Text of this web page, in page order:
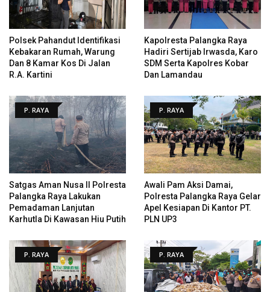
Polsek Pahandut Identifikasi
Kebakaran Rumah, Warung
Dan 8 Kamar Kos Di Jalan
R.A. Kartini
Kapolresta Palangka Raya
Hadiri Sertijab Irwasda, Karo
SDM Serta Kapolres Kobar
Dan Lamandau
P. RAYA
Satgas Aman Nusa II Polresta
Palangka Raya Lakukan
Pemadaman Lanjutan
Karhutla Di Kawasan Hiu Putih
P. RAYA
Awali Pam Aksi Damai,
Polresta Palangka Raya Gelar
Apel Kesiapan Di Kantor PT.
PLN UP3
P. RAYA P. RAYA